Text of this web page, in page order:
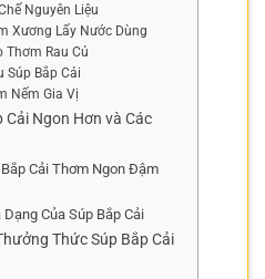
Nguyên Liệu
Xương Lấy Nước Dùng
Thơm Rau Củ
Súp Bắp Cải
Nếm Gia Vị
Cải Ngon Hơn và Các
Cải Thơm Ngon Đậm
Của Súp Bắp Cải
Thức Súp Bắp Cải